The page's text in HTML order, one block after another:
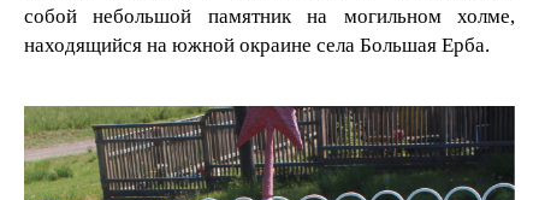
собой небольшой памятник на могильном холме,
находящийся на южной окраине села Большая Ерба.